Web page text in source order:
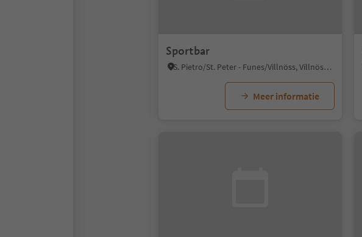
Sportbar
S. Pietro/St. Peter - Funes/Villnöss, Villnöss/Funes, Dolomites Region Lüsen Villnöss
Meer informatie